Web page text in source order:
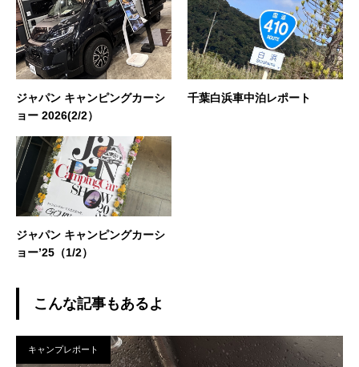
ジャパン キャンピングカーシ
ョー 2026(2/2）
千葉白浜車中泊レポート
ジャパン キャンピングカーシ
ョー’25（1/2）
こんな記事もあるよ
キャンプレポート